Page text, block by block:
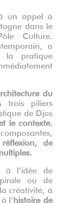
un appel à
dans le
Culture.
a
la pratique
du
trois piliers
de Djos
le contexte.
de
à l’idée de
ou de
créativité, à
l’ histoire de